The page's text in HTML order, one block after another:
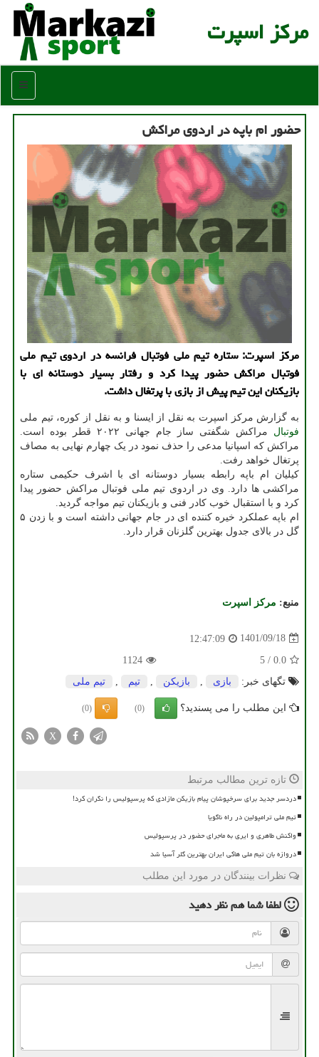
مركز اسپرت
منو
حضور ام باپه در اردوی مراکش
مرکز اسپرت: ستاره تیم ملی فوتبال فرانسه در اردوی تیم ملی
فوتبال مراکش حضور پیدا کرد و رفتار بسیار دوستانه ای با
بازیکنان این تیم پیش از بازی با پرتغال داشت.
به گزارش مرکز اسپرت به نقل از ایسنا و به نقل از کوره، تیم ملی
فوتبال
مراکش شگفتی ساز جام جهانی ۲۰۲۲ قطر بوده است.
مراکش که اسپانیا مدعی را حذف نمود در یک چهارم نهایی به مصاف
پرتغال خواهد رفت.
کیلیان ام باپه رابطه بسیار دوستانه ای با اشرف حکیمی ستاره
مراکشی ها دارد. وی در اردوی تیم ملی فوتبال مراکش حضور پیدا
کرد و با استقبال خوب کادر فنی و بازیکنان تیم مواجه گردید.
ام باپه عملکرد خیره کننده ای در جام جهانی داشته است و با زدن ۵
گل در بالای جدول بهترین گلزنان قرار دارد.
منبع: مركز اسپرت
1401/09/18
12:47:09
0.0
/
5
1124
تگهای خبر:
بازی بازیكن تیم تیم ملی
این مطلب را می پسندید؟ (0)
(0)
X
تازه ترین مطالب مرتبط
دردسر جدید برای سرخپوشان پیام بازیکن مازادی که پرسپولیس را نگران کرد!
تیم ملی ترامپولین در راه ناگویا
واکنش طاهری و ایری به ماجرای حضور در پرسپولیس
دروازه بان تیم ملی هاکی ایران بهترین گلر آسیا شد
نظرات بینندگان در مورد این مطلب
لطفا شما همنظر دهید